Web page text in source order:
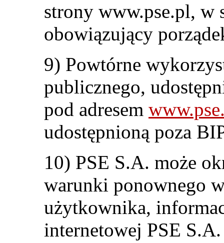
strony www.pse.pl, w
obowiązujący
9) Powtórne
publicznego,
pod adresem
udostępnioną poza
10) PSE S.A. może
warunki ponownego
użytkownika,
internetowej PSE